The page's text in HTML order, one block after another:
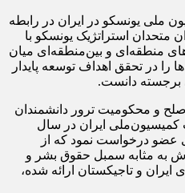
ملی یونسکو در ایران در رابطه
متحدان استراتژیک یونسکو با
منطقه‌ای و بین‌منطقه‌ای میان
را در تحقق اهداف توسعه پایدار
دانست.
و محکومیت ترور دانشمندان
کمیسیون‌ملی ایران در سال
درخواست نمود که از
به مثابه سمبل حقوق بشر و
ایران و تاجیکستان ارائه شده،